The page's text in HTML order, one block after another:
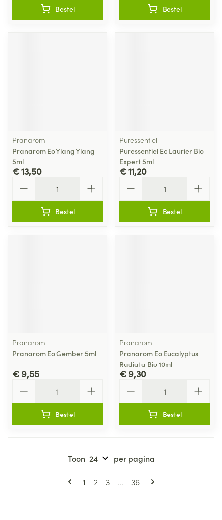
Bestel Bestel
Pranarom
Pranarom Eo Ylang Ylang
5ml
€ 13,50
Bestel
Puressentiel
Puressentiel Eo Laurier Bio
Expert 5ml
€ 11,20
Bestel
Pranarom
Pranarom Eo Gember 5ml
€ 9,55
Bestel
Pranarom
Pranarom Eo Eucalyptus
Radiata Bio 10ml
€ 9,30
Bestel
Pagina's
U lees momenteel pagina
1 Pagina
2 Pagina
3 ... Pagina
36
Toon per pagina